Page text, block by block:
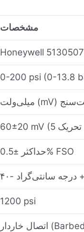
مشخصات
Honeywell
0-200 psi (0-13.8
حداکثر ±0.5% FSO
1200 psi